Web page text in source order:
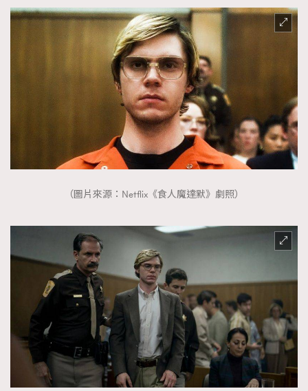
（圖片來源：Netflix《食人魔達默》劇照）